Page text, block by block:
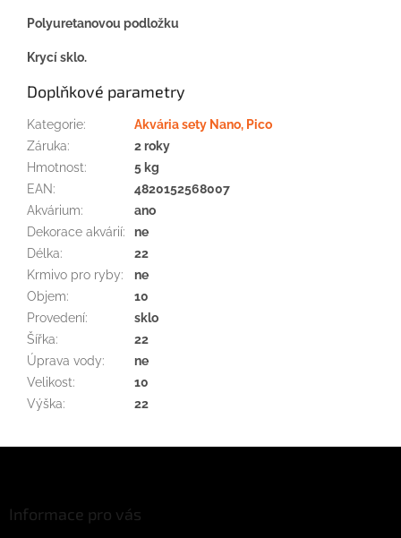
Polyuretanovou podložku
Krycí sklo.
Doplňkové parametry
Kategorie:
Akvária sety Nano, Pico
Záruka:
2 roky
Hmotnost:
5 kg
EAN:
4820152568007
Akvárium:
ano
Dekorace akvárií:
ne
Délka:
22
Krmivo pro ryby:
ne
Objem:
10
Provedení:
sklo
Šířka:
22
Úprava vody:
ne
Velikost:
10
Výška: 22
Informace pro vás